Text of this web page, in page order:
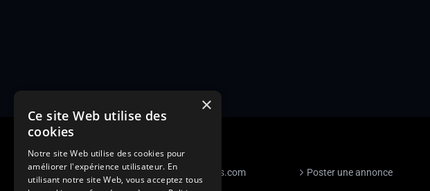
S’inscrire à Figurants.com Poster une annonce
×
Ce site Web utilise des
cookies
Notre site Web utilise des cookies pour
améliorer l'expérience utilisateur. En
utilisant notre site Web, vous acceptez tous